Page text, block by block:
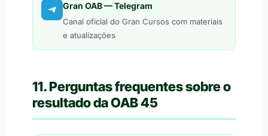
Gran OAB — Telegram
Canal oficial do Gran Cursos com materiais
e atualizações
11. Perguntas frequentes sobre o
resultado da OAB 45